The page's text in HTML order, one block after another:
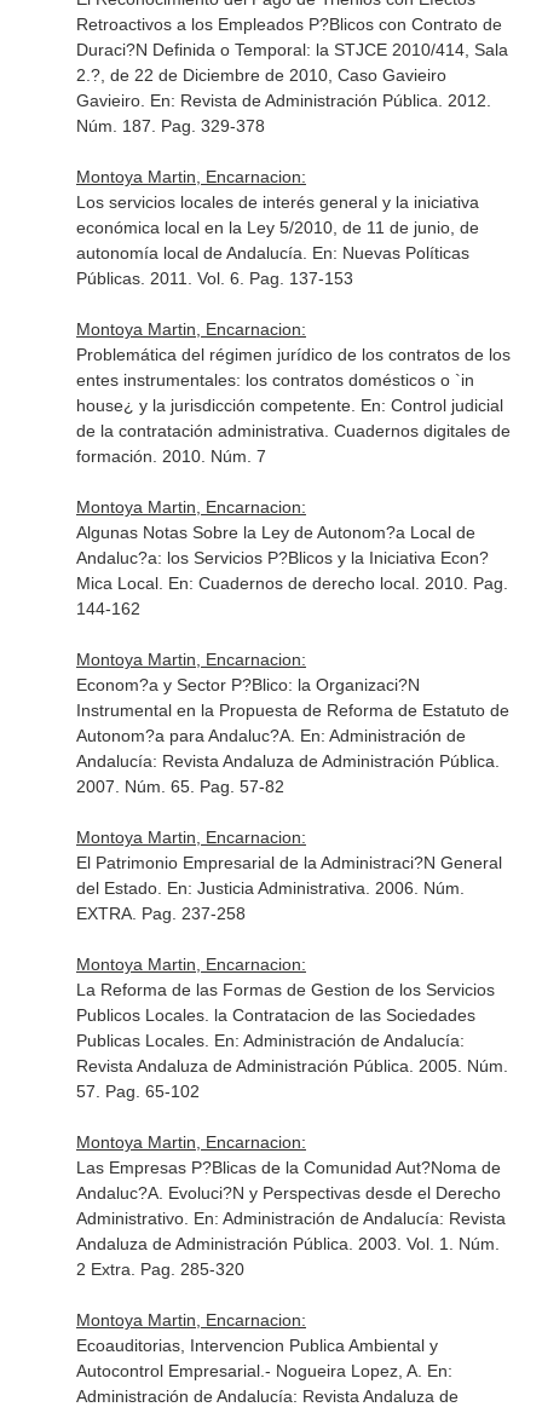
Retroactivos a los Empleados P?Blicos con Contrato de
Duraci?N Definida o Temporal: la STJCE 2010/414, Sala
2.?, de 22 de Diciembre de 2010, Caso Gavieiro
Gavieiro. En: Revista de Administración Pública . 2012.
Núm. 187. Pag. 329-378
Montoya Martin, Encarnacion:
Los servicios locales de interés general y la iniciativa
económica local en la Ley 5/2010, de 11 de junio, de
autonomía local de Andalucía. En: Nuevas Políticas
Públicas. 2011. Vol. 6. Pag. 137-153
Montoya Martin, Encarnacion:
Problemática del régimen jurídico de los contratos de los
entes instrumentales: los contratos domésticos o `in
house¿ y la jurisdicción competente. En: Control judicial
de la contratación administrativa. Cuadernos digitales de
formación . 2010. Núm. 7
Montoya Martin, Encarnacion:
Algunas Notas Sobre la Ley de Autonom?a Local de
Andaluc?a: los Servicios P?Blicos y la Iniciativa Econ?
Mica Local. En: Cuadernos de derecho local. 2010. Pag.
144-162
Montoya Martin, Encarnacion:
Econom?a y Sector P?Blico: la Organizaci?N
Instrumental en la Propuesta de Reforma de Estatuto de
Autonom?a para Andaluc?A. En: Administración de
Andalucía: Revista Andaluza de Administración Pública
2007. Núm. 65. Pag. 57-82
Montoya Martin, Encarnacion:
El Patrimonio Empresarial de la Administraci?N General
del Estado. En: Justicia Administrativa . 2006. Núm.
EXTRA. Pag. 237-258
Montoya Martin, Encarnacion:
La Reforma de las Formas de Gestion de los Servicios
Publicos Locales. la Contratacion de las Sociedades
Publicas Locales. En: Administración de Andalucía:
Revista Andaluza de Administración Pública . 2005. Núm.
57. Pag. 65-102
Montoya Martin, Encarnacion:
Las Empresas P?Blicas de la Comunidad Aut?Noma de
Andaluc?A. Evoluci?N y Perspectivas desde el Derecho
Administrativo. En: Administración de Andalucía: Revista
Andaluza de Administración Pública . 2003. Vol. 1. Núm.
2 Extra. Pag. 285-320
Montoya Martin, Encarnacion:
Ecoauditorias, Intervencion Publica Ambiental y
Autocontrol Empresarial.- Nogueira Lopez, A. En:
Administración de Andalucía: Revista Andaluza de